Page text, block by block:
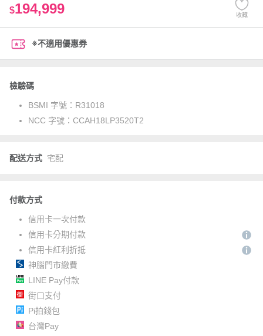
$194,999 收藏
※不適用優惠券
檢驗碼
BSMI 字號： R31018
NCC 字號： CCAH18LP3520T2
配送方式 宅配
付款方式
信用卡一次付款
信用卡分期付款
信用卡紅利折抵
神腦門市繳費
LINE Pay付款
街口支付
Pi拍錢包
台灣Pay